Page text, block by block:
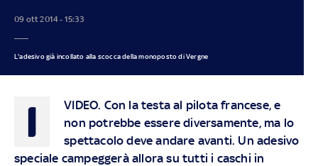
09 ott 2014 - 15:33
L'adesivo già incollato alla scocca della monoposto di Vergne
I VIDEO. Con la testa al pilota francese, e
non potrebbe essere diversamente, ma lo
spettacolo deve andare avanti. Un adesivo
speciale campeggerà allora su tutti i caschi in